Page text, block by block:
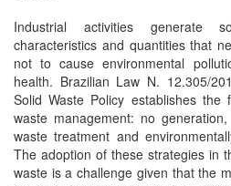
Industrial activities generate
characteristics and quantities that
not to cause environmental
health. Brazilian Law N. 12.305/
Solid Waste Policy establishes
waste management: no
waste treatment and
The adoption of these strategies in
waste is a challenge given that the